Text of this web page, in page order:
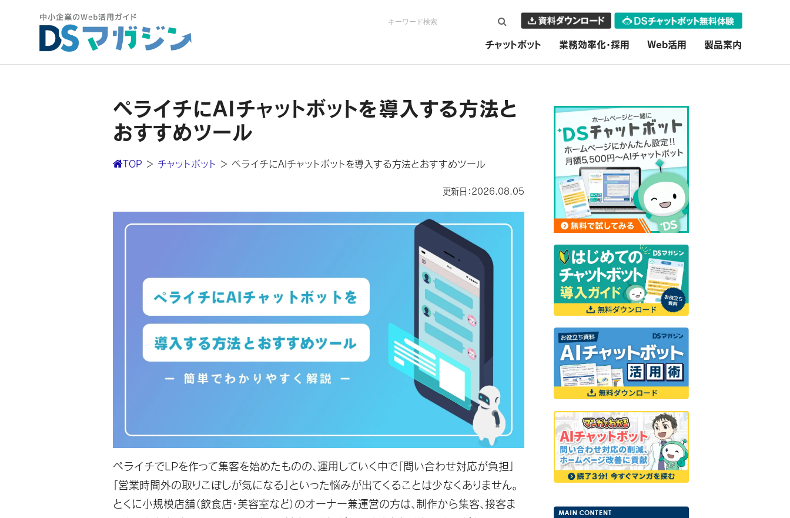
チャットボット 業務効率化・採用 Web活用 製品案内
検索
ペライチにAIチャットボットを導入する方法と
おすすめツール
TOP ＞ チャットボット ＞ ペライチにAIチャットボットを導入する方法とおすすめツール
更新日：2026.08.05
ペライチでLPを作って集客を始めたものの、運用していく中で「問い合わせ対応が負担」
「営業時間外の取りこぼしが気になる」といった悩みが出てくることは少なくありません。
とくに小規模店舗（飲食店・美容室など）のオーナー兼運営の方は、制作から集客、接客ま